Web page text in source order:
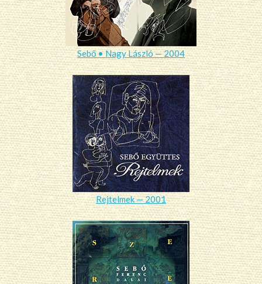
Sebő • Nagy László — 2004
Rejtelmek — 2001